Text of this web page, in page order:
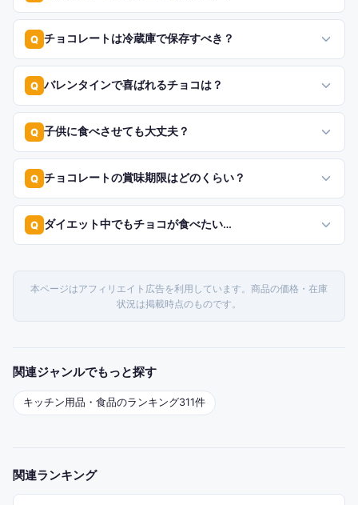
Q チョコレートは冷蔵庫で保存すべき？
Q バレンタインで喜ばれるチョコは？
Q 子供に食べさせても大丈夫？
Q チョコレートの賞味期限はどのくらい？
Q ダイエット中でもチョコが食べたい…
本ページはアフィリエイト広告を利用しています。商品の価格・在庫
状況は掲載時点のものです。
関連ジャンルでもっと探す
キッチン用品・食品のランキング311件
関連ランキング